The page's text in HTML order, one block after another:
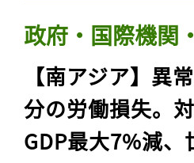
政府・国際機関
【南アジア】異
分の労働損失。
GDP最大7%減、